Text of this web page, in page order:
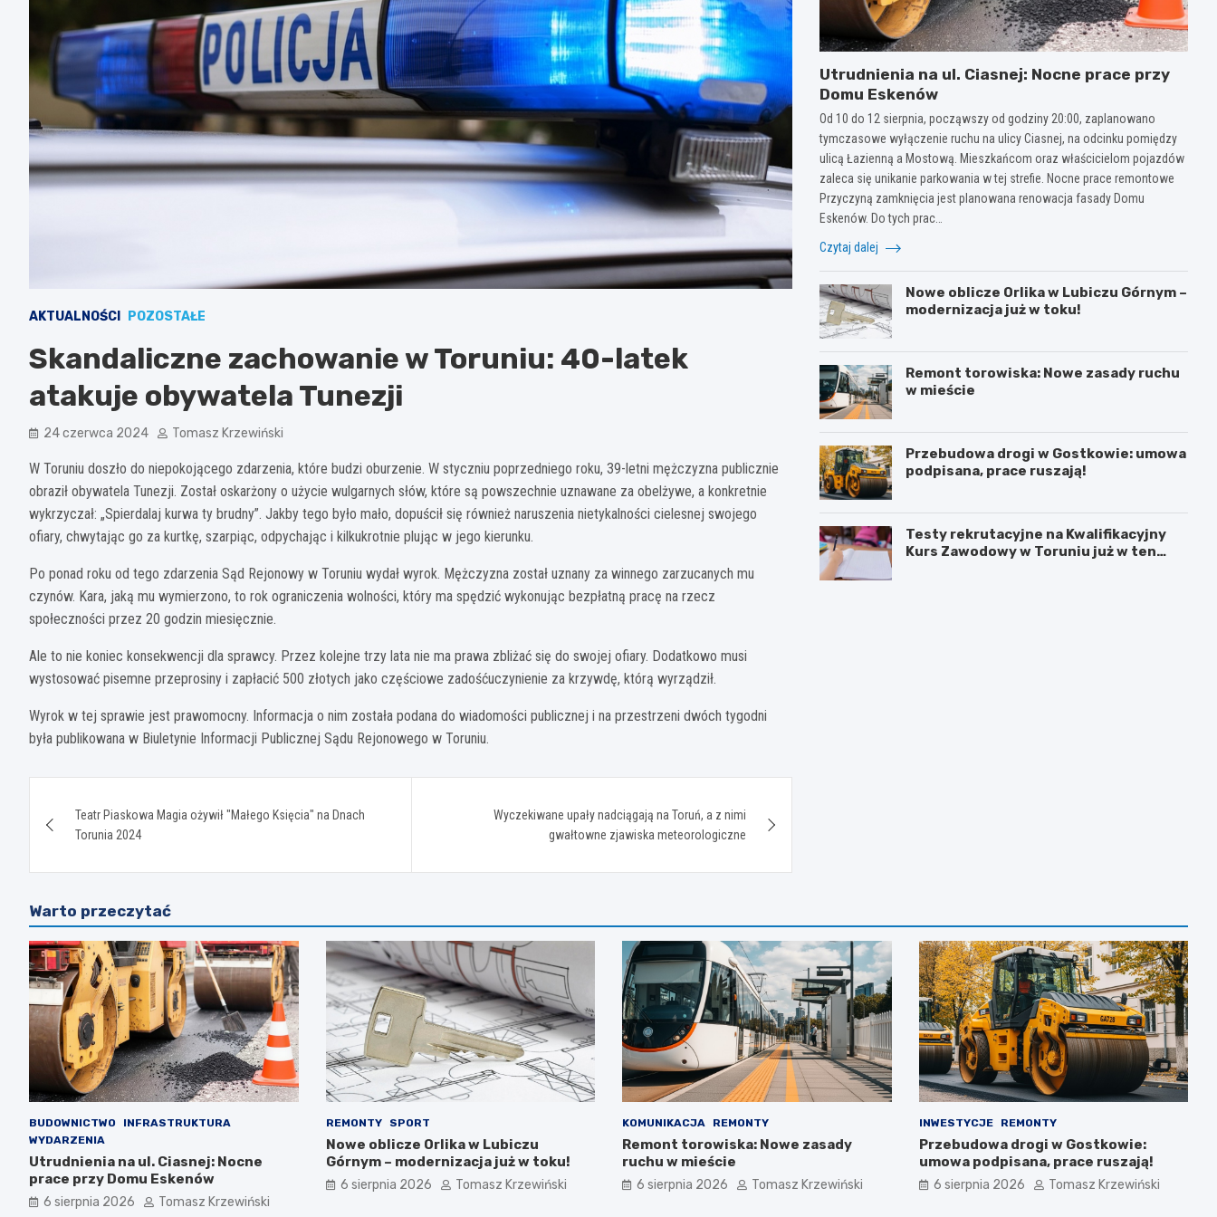
AKTUALNOŚCI POZOSTAŁE
Skandaliczne zachowanie w Toruniu: 40-latek
atakuje obywatela Tunezji
24 czerwca 2024 Tomasz Krzewiński
W Toruniu doszło do niepokojącego zdarzenia, które budzi oburzenie. W styczniu poprzedniego roku, 39-letni mężczyzna publicznie
obraził obywatela Tunezji. Został oskarżony o użycie wulgarnych słów, które są powszechnie uznawane za obelżywe, a konkretnie
wykrzyczał: „Spierdalaj kurwa ty brudny”. Jakby tego było mało, dopuścił się również naruszenia nietykalności cielesnej swojego
ofiary, chwytając go za kurtkę, szarpiąc, odpychając i kilkukrotnie plując w jego kierunku.
Po ponad roku od tego zdarzenia Sąd Rejonowy w Toruniu wydał wyrok. Mężczyzna został uznany za winnego zarzucanych mu
czynów. Kara, jaką mu wymierzono, to rok ograniczenia wolności, który ma spędzić wykonując bezpłatną pracę na rzecz
społeczności przez 20 godzin miesięcznie.
Ale to nie koniec konsekwencji dla sprawcy. Przez kolejne trzy lata nie ma prawa zbliżać się do swojej ofiary. Dodatkowo musi
wystosować pisemne przeprosiny i zapłacić 500 złotych jako częściowe zadośćuczynienie za krzywdę, którą wyrządził.
Wyrok w tej sprawie jest prawomocny. Informacja o nim została podana do wiadomości publicznej i na przestrzeni dwóch tygodni
była publikowana w Biuletynie Informacji Publicznej Sądu Rejonowego w Toruniu.
wpisu
Teatr Piaskowa Magia ożywił "Małego Księcia" na Dnach
Torunia 2024
Wyczekiwane upały nadciągają na Toruń, a z nimi
gwałtowne zjawiska meteorologiczne
Utrudnienia na ul. Ciasnej: Nocne prace przy
Domu Eskenów
Od 10 do 12 sierpnia, począwszy od godziny 20:00, zaplanowano
tymczasowe wyłączenie ruchu na ulicy Ciasnej, na odcinku pomiędzy
ulicą Łazienną a Mostową. Mieszkańcom oraz właścicielom pojazdów
zaleca się unikanie parkowania w tej strefie. Nocne prace remontowe
Przyczyną zamknięcia jest planowana renowacja fasady Domu
Eskenów. Do tych prac…
Czytaj dalej
Nowe oblicze Orlika w Lubiczu Górnym –
modernizacja już w toku!
Remont torowiska: Nowe zasady ruchu
w mieście
Przebudowa drogi w Gostkowie: umowa
podpisana, prace ruszają!
Testy rekrutacyjne na Kwalifikacyjny
Kurs Zawodowy w Toruniu już w ten
Warto przeczytać
BUDOWNICTWO
INFRASTRUKTURA
WYDARZENIA
Utrudnienia na ul. Ciasnej: Nocne
prace przy Domu Eskenów
6 sierpnia 2026 Tomasz Krzewiński
REMONTY SPORT
Nowe oblicze Orlika w Lubiczu
Górnym – modernizacja już w toku!
6 sierpnia 2026 Tomasz Krzewiński
KOMUNIKACJA REMONTY
Remont torowiska: Nowe zasady
ruchu w mieście
6 sierpnia 2026 Tomasz Krzewiński
INWESTYCJE REMONTY
Przebudowa drogi w Gostkowie:
umowa podpisana, prace ruszają!
6 sierpnia 2026 Tomasz Krzewiński